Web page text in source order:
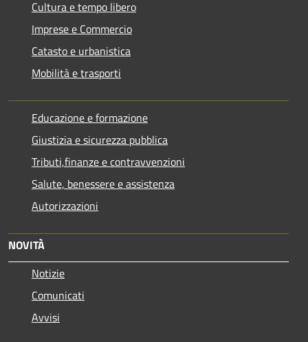
Cultura e tempo libero
Imprese e Commercio
Catasto e urbanistica
Mobilità e trasporti
Educazione e formazione
Giustizia e sicurezza pubblica
Tributi,finanze e contravvenzioni
Salute, benessere e assistenza
Autorizzazioni
NOVITÀ
Notizie
Comunicati
Avvisi